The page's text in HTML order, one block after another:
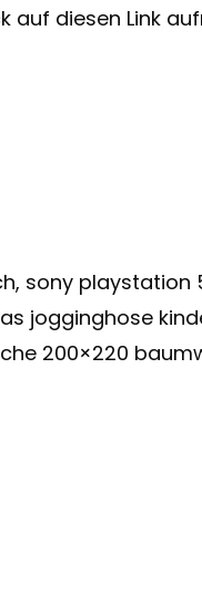
auf diesen Link
sony playstation
jogginghose
200×220